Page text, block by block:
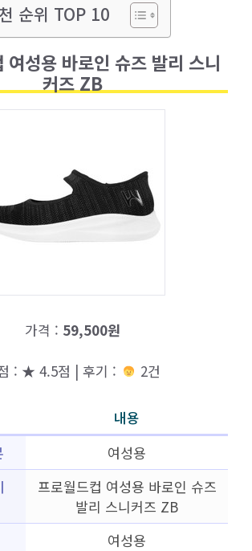
순위 TOP 10
여성용 바로인 슈즈 발리 스니
커즈 ZB
가격 : 59,500원
: ★ 4.5점 | 후기 : 2건
내용
여성용
프로월드컵 여성용 바로인 슈즈
발리 스니커즈 ZB
여성용